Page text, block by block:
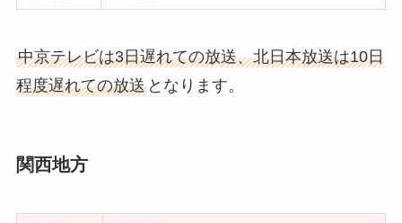
中京テレビは3日遅れての放送、北日本放送は10日
程度遅れての放送となります。
関西地方